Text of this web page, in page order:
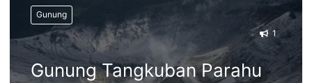
Gunung
1
Gunung Tangkuban Parahu